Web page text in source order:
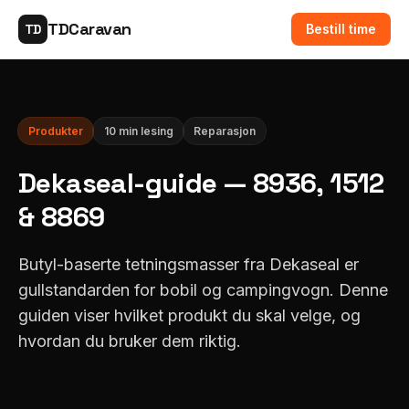
TD TDCaravan Bestill time
Produkter 10 min lesing Reparasjon
Dekaseal-guide — 8936, 1512
& 8869
Butyl-baserte tetningsmasser fra Dekaseal er
gullstandarden for bobil og campingvogn. Denne
guiden viser hvilket produkt du skal velge, og
hvordan du bruker dem riktig.